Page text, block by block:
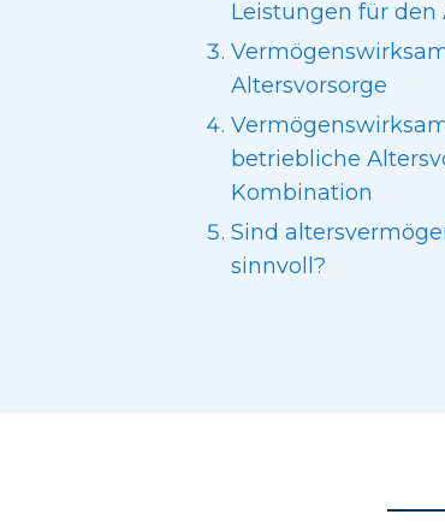
Leistungen für den
Altersvorsorge
betriebliche
Kombination
Sind
sinnvoll?